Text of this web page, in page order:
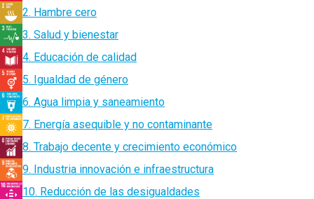
2. Hambre cero
3. Salud y bienestar
4. Educación de calidad
5. Igualdad de género
6. Agua limpia y saneamiento
7. Energía asequible y no contaminante
8. Trabajo decente y crecimiento económico
9. Industria innovación e infraestructura
10. Reducción de las desigualdades